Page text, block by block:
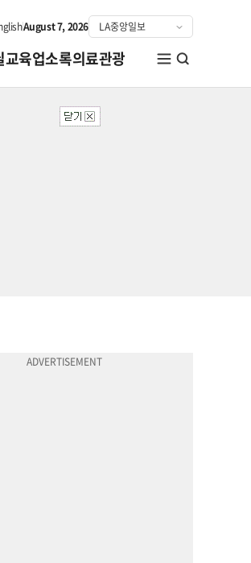
August 7, 2026
교육업소록의료관광